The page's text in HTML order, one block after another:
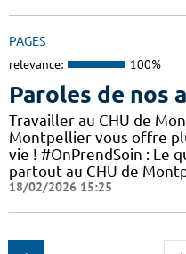
PAGES
relevance: 100%
Paroles de nos
Travailler au CHU de
Montpellier vous offre
vie ! #OnPrendSoin : Le
partout au CHU de
18/02/2026 15:25